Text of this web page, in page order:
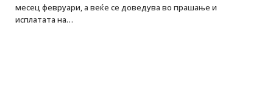
месец февруари, а веќе се доведува во прашање и
исплатата на…